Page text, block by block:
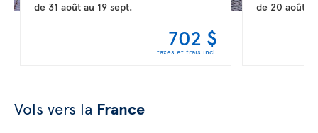
de 31 aoûtau 19 sept.
702 $
taxes et frais incl.
de 20 août
Vols vers la France